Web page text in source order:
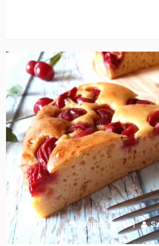
24 június 2024